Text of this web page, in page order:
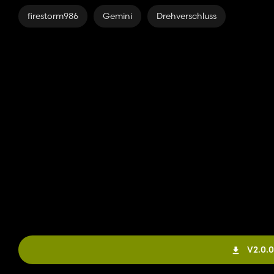
firestorm986 Gemini Drehverschluss